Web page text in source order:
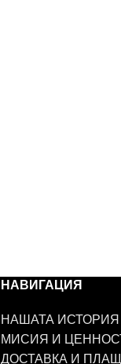
НАВИГАЦИЯ
НАШАТА ИСТОРИЯ
МИСИЯ И
ДОСТАВКА И